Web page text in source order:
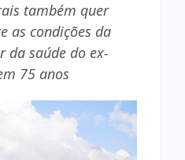
também quer
as condições da
da saúde do ex-
75 anos